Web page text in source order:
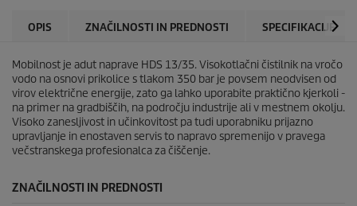
e
cOPIS ZNAČILNOSTI IN PREDNOSTI SPECIFIKACIJE
Mobilnost je adut naprave HDS 13/35. Visokotlačni čistilnik na vročo
vodo na osnovi prikolice s tlakom 350 bar je povsem neodvisen od
virov električne energije, zato ga lahko uporabite praktično kjerkoli -
na primer na gradbiščih, na področju industrije ali v mestnem okolju.
Visoko zanesljivost in učinkovitost pa tudi uporabniku prijazno
upravljanje in enostaven servis to napravo spremenijo v pravega
večstranskega profesionalca za čiščenje.
ZNAČILNOSTI IN PREDNOSTI